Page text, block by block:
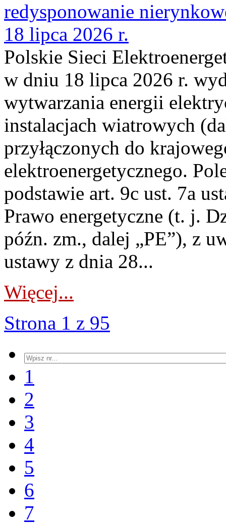
redysponowanie
18 lipca 2026 r.
Polskie Sieci
w dniu 18 lipca 2026 r.
wytwarzania energii
instalacjach wiatrowych
przyłączonych do
elektroenergetycznego.
podstawie art. 9c ust. 7a
Prawo energetyczne (t. j.
późn. zm., dalej „PE”), z
ustawy z dnia 28...
Więcej...
Strona 1 z 95
1
2
3
4
5
6
7